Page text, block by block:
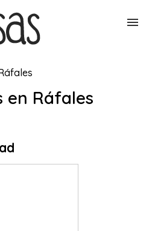
en Ráfales